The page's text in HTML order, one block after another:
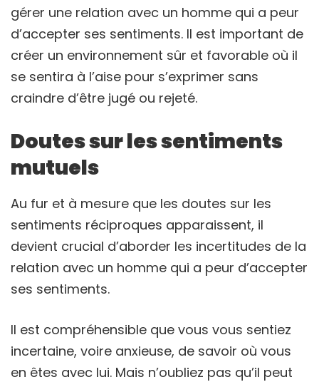
gérer une relation avec un homme qui a peur
d’accepter ses sentiments. Il est important de
créer un environnement sûr et favorable où il
se sentira à l’aise pour s’exprimer sans
craindre d’être jugé ou rejeté.
Doutes sur les sentiments
mutuels
Au fur et à mesure que les doutes sur les
sentiments réciproques apparaissent, il
devient crucial d’aborder les incertitudes de la
relation avec un homme qui a peur d’accepter
ses sentiments.
Il est compréhensible que vous vous sentiez
incertaine, voire anxieuse, de savoir où vous
en êtes avec lui. Mais n’oubliez pas qu’il peut